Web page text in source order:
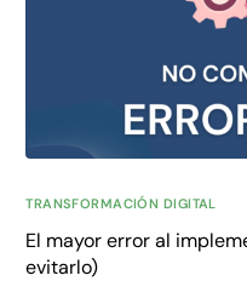
TRANSFORMACIÓN DIGITAL
El mayor error al
evitarlo)